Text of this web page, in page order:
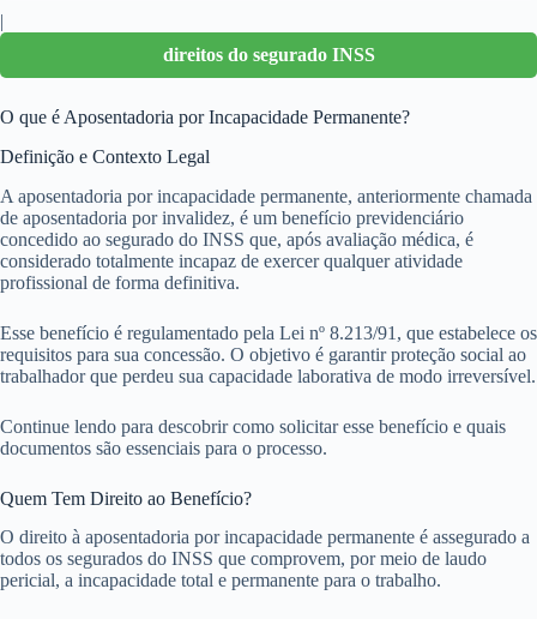
|
direitos do segurado INSS
O que é Aposentadoria por Incapacidade Permanente?
Definição e Contexto Legal
A aposentadoria por incapacidade permanente, anteriormente chamada
de aposentadoria por invalidez, é um benefício previdenciário
concedido ao segurado do INSS que, após avaliação médica, é
considerado totalmente incapaz de exercer qualquer atividade
profissional de forma definitiva.
Esse benefício é regulamentado pela Lei nº 8.213/91, que estabelece os
requisitos para sua concessão. O objetivo é garantir proteção social ao
trabalhador que perdeu sua capacidade laborativa de modo irreversível.
Continue lendo para descobrir como solicitar esse benefício e quais
documentos são essenciais para o processo.
Quem Tem Direito ao Benefício?
O direito à aposentadoria por incapacidade permanente é assegurado a
todos os segurados do INSS que comprovem, por meio de laudo
pericial, a incapacidade total e permanente para o trabalho.